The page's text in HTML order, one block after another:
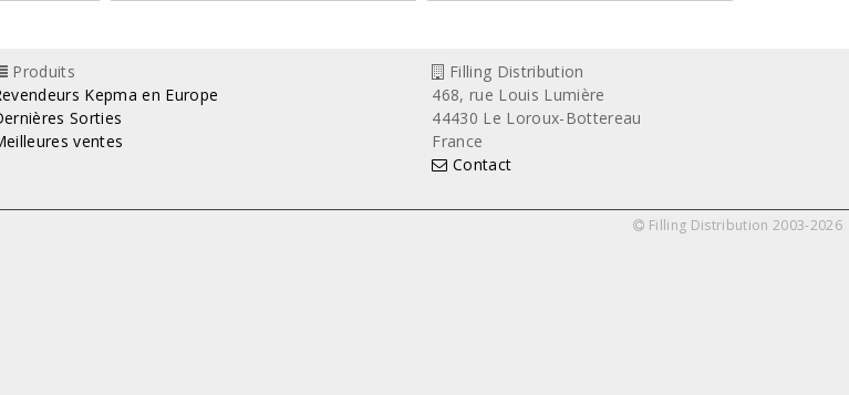
Produits
Kepma en Europe
Sorties
ventes
Filling Distribution
468, rue Louis Lumière
44430 Le Loroux-Bottereau
France
Contact
Filling Distribution 2003-2026